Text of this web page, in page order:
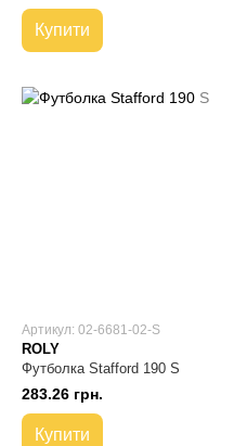
Купити
Артикул: 02-6681-02-S
ROLY
Футболка Stafford 190 S
283.26 грн.
Купити